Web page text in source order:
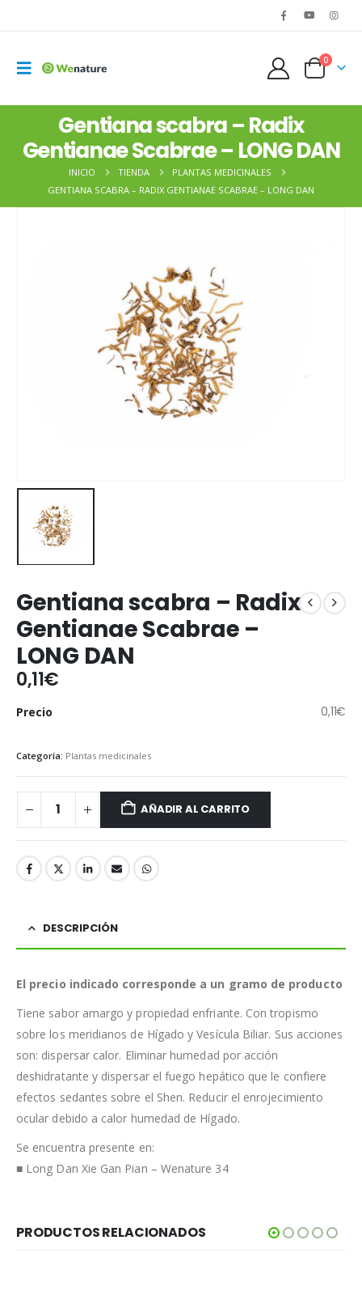
0
Gentiana scabra – Radix
Gentianae Scabrae – LONG DAN
INICIO TIENDA
PLANTAS MEDICINALES
GENTIANA SCABRA – RADIX GENTIANAE SCABRAE – LONG DAN
Gentiana scabra – Radix
Gentianae Scabrae –
LONG DAN
0,11€
Precio 0,11€
Categoría: Plantas medicinales
AÑADIR AL CARRITO
DESCRIPCIÓN
El precio indicado corresponde a un gramo de producto
Tiene sabor amargo y propiedad enfriante. Con tropismo
sobre los meridianos de Hígado y Vesícula Biliar. Sus acciones
son: dispersar calor. Eliminar humedad por acción
deshidratante y dispersar el fuego hepático que le confiere
efectos sedantes sobre el Shen. Reducir el enrojecimiento
ocular debido a calor humedad de Hígado.
Se encuentra presente en:
■ Long Dan Xie Gan Pian – Wenature 34
PRODUCTOS RELACIONADOS